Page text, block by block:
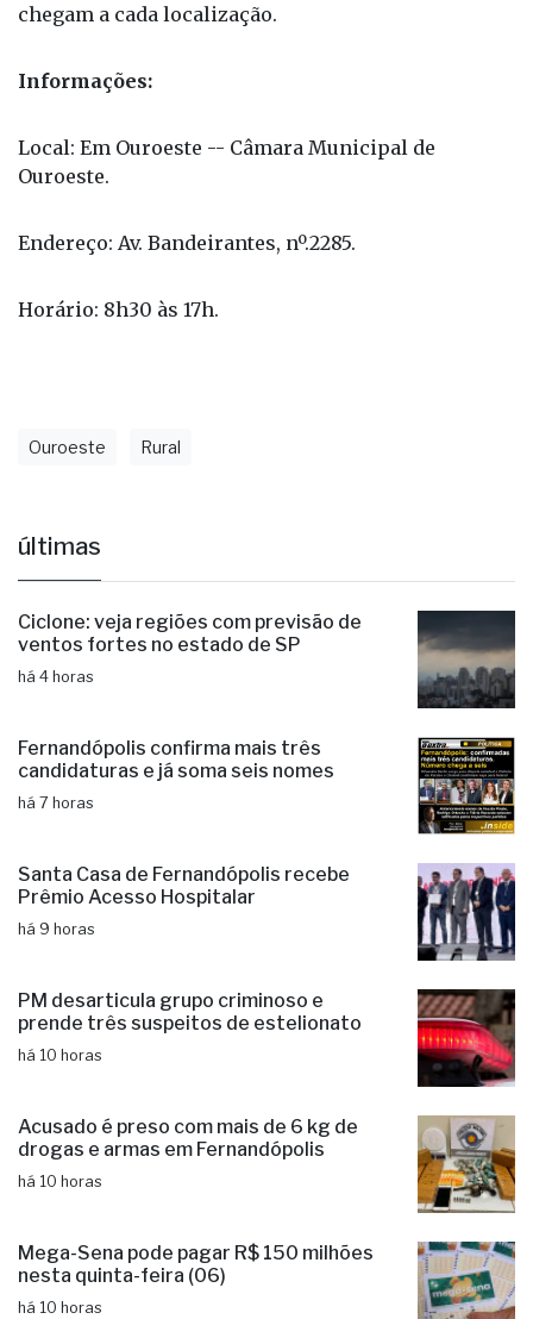
chegam a cada localização.
Informações:
Local: Em Ouroeste -- Câmara Municipal de
Ouroeste.
Endereço: Av. Bandeirantes, nº.2285.
Horário: 8h30 às 17h.
Ouroeste Rural
últimas
Ciclone: veja regiões com previsão de
ventos fortes no estado de SP
há 4 horas
Fernandópolis confirma mais três
candidaturas e já soma seis nomes
há 7 horas
Santa Casa de Fernandópolis recebe
Prêmio Acesso Hospitalar
há 9 horas
PM desarticula grupo criminoso e
prende três suspeitos de estelionato
há 10 horas
Acusado é preso com mais de 6 kg de
drogas e armas em Fernandópolis
há 10 horas
Mega-Sena pode pagar R$ 150 milhões
nesta quinta-feira (06)
há 10 horas